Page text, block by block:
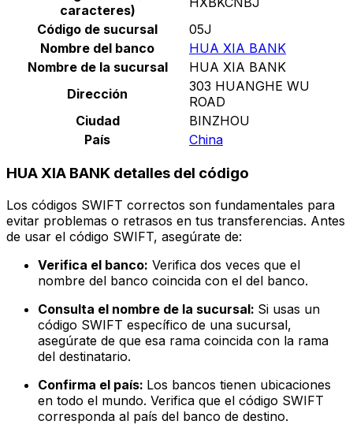
caracteres)
Código de sucursal
05J
Nombre del banco
HUA XIA BANK
Nombre de la sucursal
HUA XIA BANK
Dirección
303 HUANGHE WU
ROAD
Ciudad
BINZHOU
País
China
HUA XIA BANK detalles del código
Los códigos SWIFT correctos son fundamentales para
evitar problemas o retrasos en tus transferencias. Antes
de usar el código SWIFT, asegúrate de:
Verifica el banco: Verifica dos veces que el
nombre del banco coincida con el del banco.
Consulta el nombre de la sucursal: Si usas un
código SWIFT específico de una sucursal,
asegúrate de que esa rama coincida con la rama
del destinatario.
Confirma el país: Los bancos tienen ubicaciones
en todo el mundo. Verifica que el código SWIFT
corresponda al país del banco de destino.